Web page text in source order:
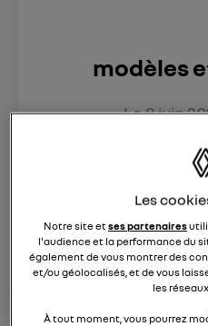
modèles
Le8 juin
conseils Renault
Les
Notre site etses partenaires
l'audience et la performance du
également de vous montrer des
et/ou géolocalisés, et de vous
les
À tout moment, vous pourrez